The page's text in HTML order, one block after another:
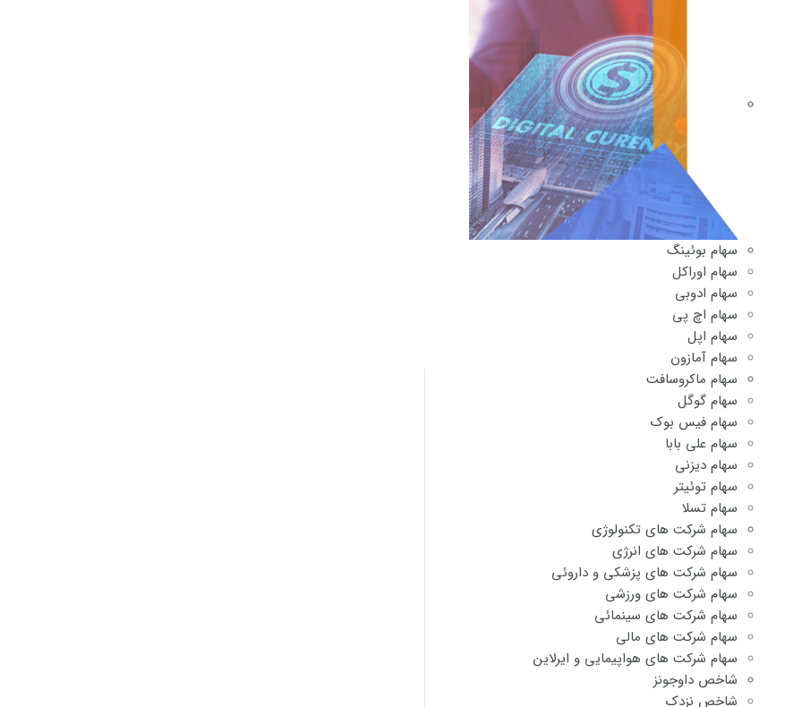
سهام بوئینگ
سهام اوراکل
سهام ادوبی
سهام اچ پی
سهام اپل
سهام آمازون
سهام ماکروسافت
سهام گوگل
سهام فیس بوک
سهام علی بابا
سهام دیزنی
سهام توئیتر
سهام تسلا
سهام شرکت های تکنولوژی
سهام شرکت های انرژی
سهام شرکت های پزشکی و داروئی
سهام شرکت های ورزشی
سهام شرکت های سینمائی
سهام شرکت های مالی
سهام شرکت های هواپیمایی و ایرلاین
شاخص داوجونز
شاخص نزدک